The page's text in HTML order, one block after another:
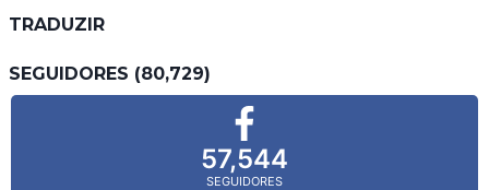
TRADUZIR
SEGUIDORES (80,729)
57,544
SEGUIDORES